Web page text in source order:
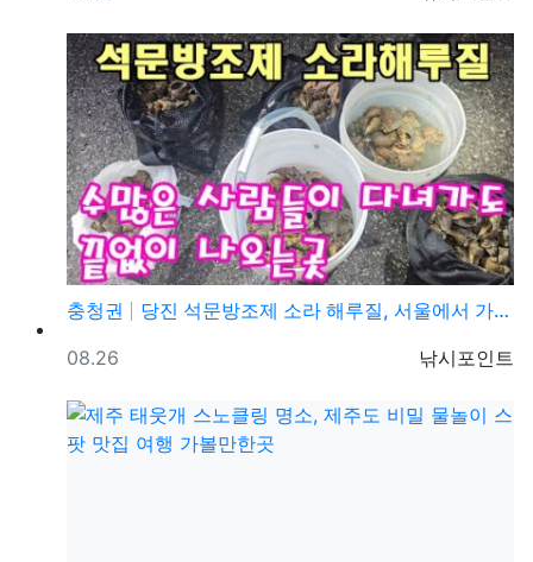
충청권
당진 석문방조제 소라 해루질, 서울에서 가까운 서해 해…
등록자
낚시포인트
등록일
08.26